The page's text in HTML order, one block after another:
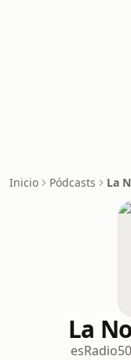
Inicio Pódcasts La
La
esRadio